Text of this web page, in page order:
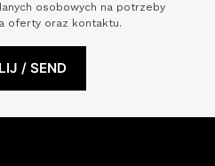
osobowych na potrzeby
oferty oraz kontaktu.